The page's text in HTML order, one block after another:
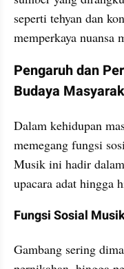
seperti tehyan dan
memperkaya nuansa
Pengaruh dan
Budaya
Dalam kehidupan
memegang fungsi
Musik ini hadir
upacara adat hingga
Fungsi Sosial
Gambang sering